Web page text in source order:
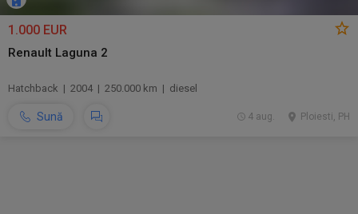
1.000 EUR
Renault Laguna 2
Hatchback | 2004 | 250.000 km | diesel
Sună Ploiesti, PH
4 aug.